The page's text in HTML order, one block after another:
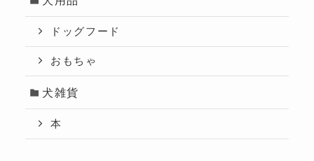
ドッグフード
おもちゃ
犬雑貨
本